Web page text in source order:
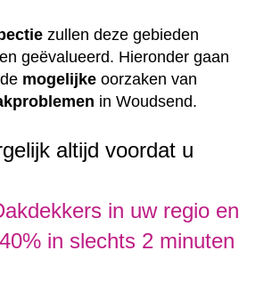
zullen deze gebieden
geëvalueerd. Hieronder gaan
mogelijke oorzaken van
in Woudsend.
altijd voordat u
in uw regio en
in slechts 2 minuten